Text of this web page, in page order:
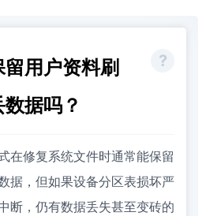
用户资料刷
据吗？
在修复系统文件时通常能保留
据，但如果设备分区表损坏严
断，仍有数据丢失甚至变砖的